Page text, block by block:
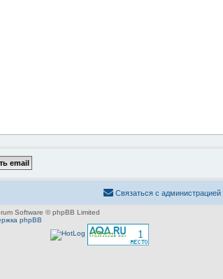
Связаться с администрацией
Software © phpBB Limited
phpBB